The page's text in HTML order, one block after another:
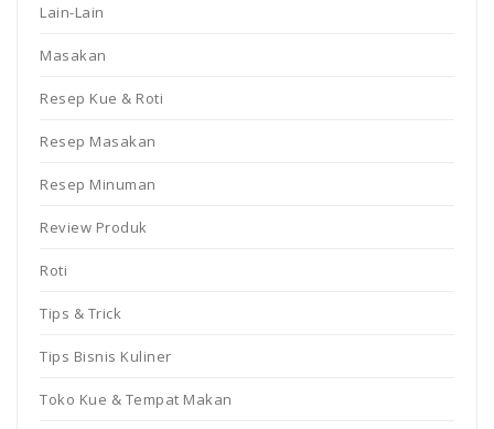
Lain-Lain
Masakan
Resep Kue & Roti
Resep Masakan
Resep Minuman
Review Produk
Roti
Tips & Trick
Tips Bisnis Kuliner
Toko Kue & Tempat Makan